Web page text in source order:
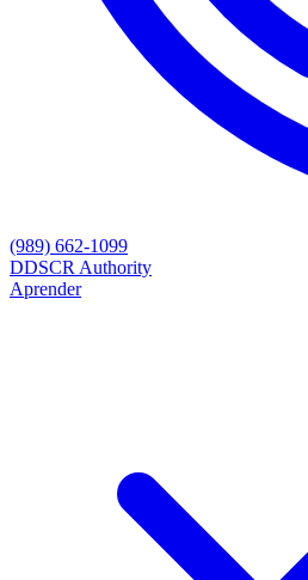
(989) 662-1099
DDSCR Authority
Aprender